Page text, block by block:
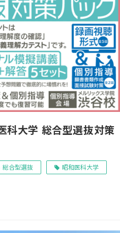
科大学 総合型選抜対策
総合型選抜 昭和医科大学